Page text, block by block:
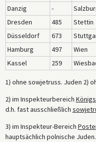
Danzig
-
Dresden
485 Stettin
Düsseldorf
673
Hamburg
497 Wien
Kassel
259
1) ohne sowjetruss. Juden 2)
2) im Inspekteurbereich
d.h. fast ausschließlich
3) im Inspekteur-Bereich
hauptsächlich polnische Juden.